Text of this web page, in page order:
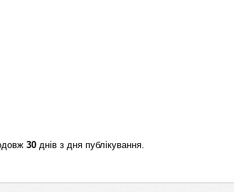
30 днів з дня публікування.